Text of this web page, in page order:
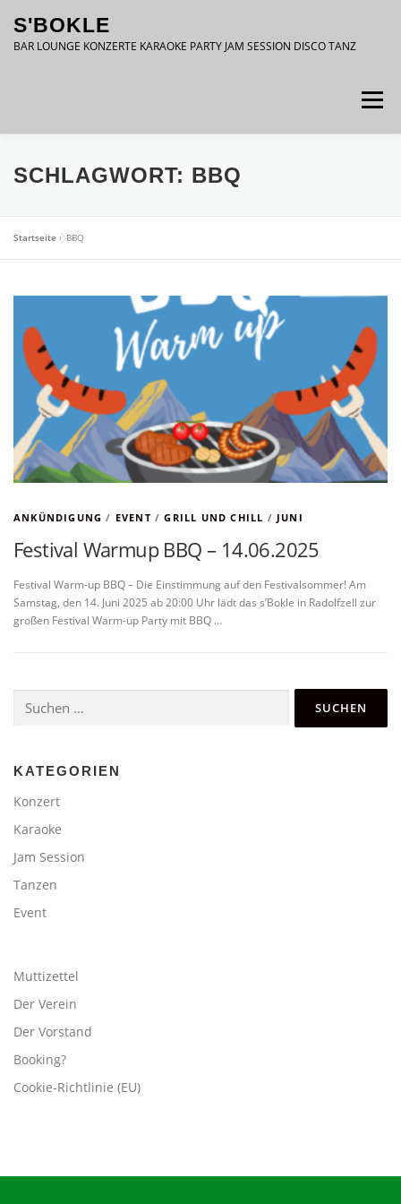
Inhalt
springen
S'BOKLE
BAR LOUNGE KONZERTE KARAOKE PARTY JAM SESSION DISCO TANZ
Menü
DATENSCHUTZ IMPRESSUM
SCHLAGWORT: BBQ
Startseite »BBQ
ANKÜNDIGUNG / EVENT/GRILL UND CHILL / JUNI
Festival Warmup BBQ – 14.06.2025
Festival Warm-up BBQ – Die Einstimmung auf den Festivalsommer! Am
Samstag, den 14. Juni 2025 ab 20:00 Uhr lädt das s’Bokle in Radolfzell zur
großen Festival Warm-up Party mit BBQ …
nach:
KATEGORIEN
Konzert
Karaoke
Jam Session
Tanzen
Event
Muttizettel
Der Verein
Der Vorstand
Booking?
Cookie-Richtlinie (EU)